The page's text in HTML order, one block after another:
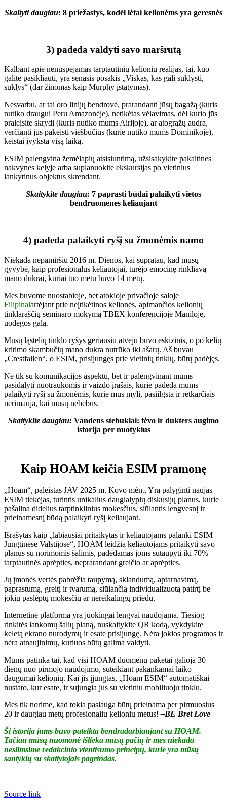
Skaityti daugiau: 8 priežastys, kodėl lėtai kelionėms yra geresnės
3) padeda valdyti savo maršrutą
Kalbant apie nenuspėjamas tarptautinių kelionių realijas, tai, kuo
galite pasikliauti, yra senasis posakis „Viskas, kas gali suklysti,
suklys“ (dar žinomas kaip Murphy įstatymas).
Nesvarbu, ar tai oro linijų bendrovė, prarandanti jūsų bagažą (kuris
nutiko draugui Peru Amazonėje), netikėtas vėlavimas, dėl kurio jūs
praleisite skrydį (kuris nutiko mums Airijoje), ar atogrąžų audra,
verčianti jus pakeisti viešbučius (kurie nutiko mums Dominikoje),
keistai įvyksta visą laiką.
ESIM palengvina žemėlapių atsisiuntimą, užsisakykite pakaitines
nakvynes kelyje arba suplanuokite ekskursijas po vietinius
lankytinus objektus skrendant.
Skaitykite daugiau: 7 paprasti būdai palaikyti vietos
bendruomenes keliaujant
4) padeda palaikyti ryšį su žmonėmis namo
Niekada nepamiršiu 2016 m. Dienos, kai supratau, kad mūsų
gyvybė, kaip profesionalūs keliautojai, turėjo emocinę rinkliavą
mano dukrai, kuriai tuo metu buvo 14 metų.
Mes buvome nuostabioje, bet atokioje privačioje saloje
Filipinaiartėjant prie neįtikėtinos kelionės, apimančios kelionių
tinklaraščių seminaro mokymą TBEX konferencijoje Maniloje,
uodegos galą.
Mūsų ląstelių tinklo ryšys geriausiu atveju buvo eskizinis, o po kelių
kritimo skambučių mano dukra nutrūko iki ašarų. Aš buvau
„Crestfallen“, o ESIM, prisijungęs prie vietinių tinklų, būtų padėjęs.
Ne tik su komunikacijos aspektu, bet ir palengvinant mums
pasidalyti nuotraukomis ir vaizdo įrašais, kurie padeda mums
palaikyti ryšį su žmonėmis, kurie mus myli, pasiilgsta ir retkarčiais
nerimauja, kai mūsų nebebus.
Skaitykite daugiau: Vandens stebuklai: tėvo ir dukters augimo
istorija per nuotykius
Kaip HOAM keičia ESIM pramonę
„Hoam“, paleistas JAV 2025 m. Kovo mėn., Yra palyginti naujas
ESIM tiekėjas, turintis unikalius daugialypių diskusijų planus, kurie
pašalina didelius tarptinklinius mokesčius, siūlantis lengvesnį ir
prieinamesnį būdą palaikyti ryšį keliaujant.
Išrašytas kaip „labiausiai pritaikytas ir keliautojams palanki ESIM
Jungtinėse Valstijose“, HOAM leidžia keliautojams pritaikyti savo
planus su norimomis šalimis, padėdamas joms sutaupyti iki 70%
tarptautinės aprėpties, neprarandant greičio ar aprėpties.
Jų įmonės vertės pabrėžia taupymą, sklandumą, aptarnavimą,
paprastumą, greitį ir tvarumą, siūlančią individualizuotą patirtį be
jokių paslėptų mokesčių ar nereikalingų priedų.
Internetinė platforma yra juokingai lengvai naudojama. Tiesiog
rinkitės lankomų šalių planą, nuskaitykite QR kodą, vykdykite
keletą ekrano nurodymų ir esate prisijungę. Nėra jokios programos ir
nėra atnaujinimų, kuriuos būtų galima valdyti.
Mums patinka tai, kad visi HOAM duomenų paketai galioja 30
dienų nuo pirmojo naudojimo, suteikiant pakankamai laiko
daugumai kelionių. Kai jis įjungtas, „Hoam ESIM“ automatiškai
nustato, kur esate, ir sujungia jus su vietiniu mobiliuoju tinklu.
Mes tik norime, kad tokia paslauga būtų prieinama per pirmuosius
20 ir daugiau metų profesionalių kelionių metus!–BE Bret Love
Ši istorija jums buvo pateikta bendradarbiaujant su HOAM.
Tačiau mūsų nuomonė išlieka mūsų pačių ir mes niekada
nesiimsime redakcinio vientisumo principų, kurie yra mūsų
santykių su skaitytojais pagrindas.
Source link